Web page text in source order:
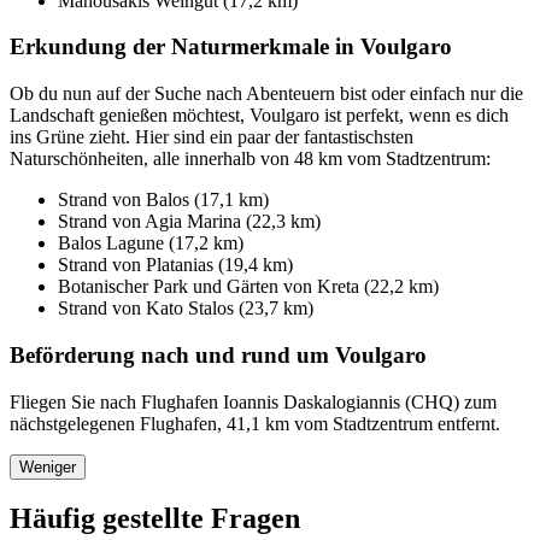
Erkundung der Naturmerkmale in Voulgaro
Ob du nun auf der Suche nach Abenteuern bist oder einfach nur die
Landschaft genießen möchtest, Voulgaro ist perfekt, wenn es dich
ins Grüne zieht. Hier sind ein paar der fantastischsten
Naturschönheiten, alle innerhalb von 48 km vom Stadtzentrum:
Strand von Balos (17,1 km)
Strand von Agia Marina (22,3 km)
Balos Lagune (17,2 km)
Strand von Platanias (19,4 km)
Botanischer Park und Gärten von Kreta (22,2 km)
Strand von Kato Stalos (23,7 km)
Beförderung nach und rund um Voulgaro
Fliegen Sie nach Flughafen Ioannis Daskalogiannis (CHQ) zum
nächstgelegenen Flughafen, 41,1 km vom Stadtzentrum entfernt.
Weniger
Häufig gestellte Fragen